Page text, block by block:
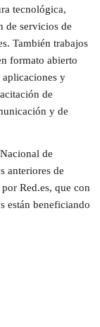
tecnológica,
de servicios de
También trabajos
formato abierto
aplicaciones y
de
y de
de
anteriores de
Red.es, que con
están beneficiando